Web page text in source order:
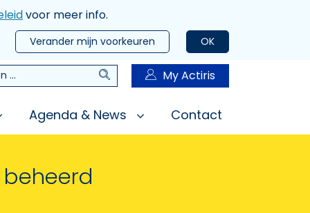
voor meer info.
OK
Verander mijn voorkeuren
Zoeken My Actiris
Agenda & News Contact